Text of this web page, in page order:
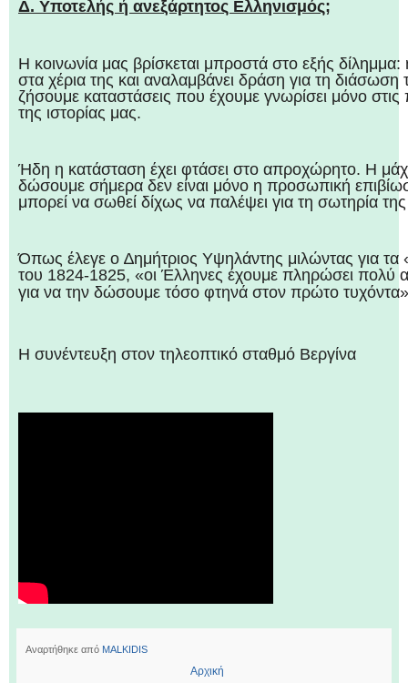
Δ. Υποτελής ή ανεξάρτητος Ελληνισμός;
Η κοινωνία μας βρίσκεται μπροστά στο εξής
στα χέρια της και αναλαμβάνει δράση για τη
ζήσουμε καταστάσεις που έχουμε γνωρίσει μόνο στις
της ιστορίας μας.
Ήδη η κατάσταση έχει φτάσει στο απροχώρητο. Η
δώσουμε σήμερα δεν είναι μόνο η προσωπική
μπορεί να σωθεί δίχως να παλέψει για τη σωτηρία
Όπως έλεγε ο ∆ημήτριος Υψηλάντης μιλώντας για τα
του 1824-1825, «οι Έλληνες έχουμε πληρώσει πολύ
για να την δώσουμε τόσο φτηνά στον πρώτο
Η συνέντευξη στον τηλεοπτικό σταθμό Βεργίνα
Αναρτήθηκε από MALKIDIS
Αρχική